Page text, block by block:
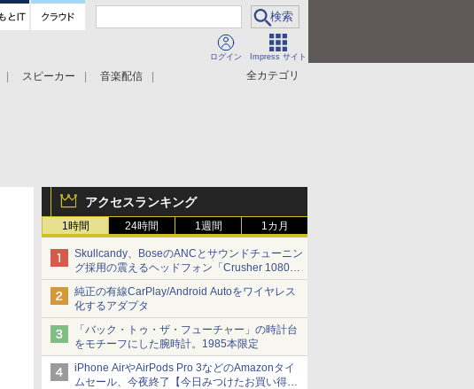
ログイン Impress サイト
全カテゴリ
スピーカー
音楽配信
アクセスランキング
1時間 24時間 1週間 1カ月
Skullcandy、BoseのANCとサウンドチューニン
グ採用の震えるヘッドフォン「Crusher 1080
ANC」
純正の有線CarPlay/Android Autoをワイヤレス
化するアダプタ
「バック・トゥ・ザ・フューチャー」の時計台
をモチーフにした腕時計。1985本限定
iPhone AirやAirPods Pro 3などのAmazonタイ
ムセール、今夜終了【今日みつけたお買い得